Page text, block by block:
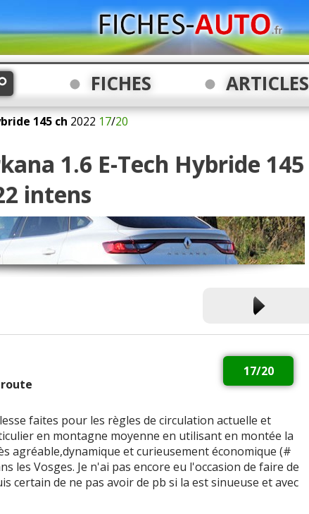
FICHES ARTICLES
145 ch 2022 17/20
1.6 E-Tech Hybride 145
intens
17/20
route
faites pour les règles de circulation actuelle et
en montagne moyenne en utilisant en montée la
agréable,dynamique et curieusement économique (#
les Vosges. Je n'ai pas encore eu l'occasion de faire de
certain de ne pas avoir de pb si la est sinueuse et avec